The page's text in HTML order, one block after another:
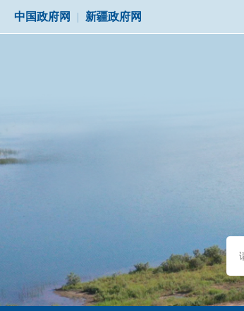
中国政府网 | 新疆政府网